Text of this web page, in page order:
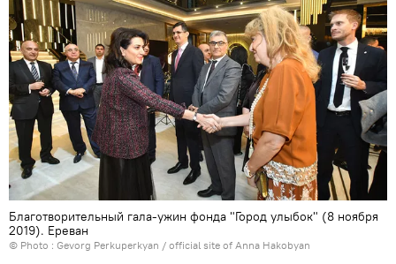
Благотворительный гала-ужин фонда "Город улыбок" (8 ноября
2019). Еревaн
© Photo : Gevorg Perkuperkyan / official site of Anna Hakobyan